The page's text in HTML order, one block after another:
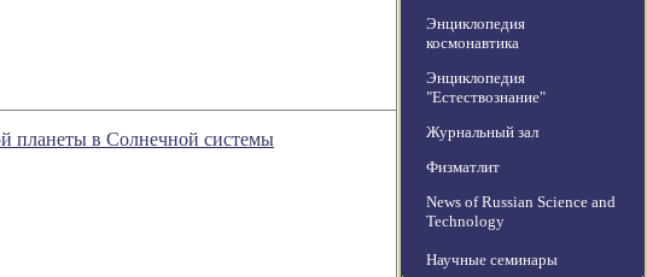
планеты в Солнечной системы
Энциклопедия
космонавтика
Энциклопедия
"Естествознание"
Журнальный зал
Физматлит
News of Russian Science and
Technology
Научные семинары